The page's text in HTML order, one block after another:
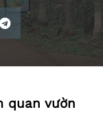
quan vườn